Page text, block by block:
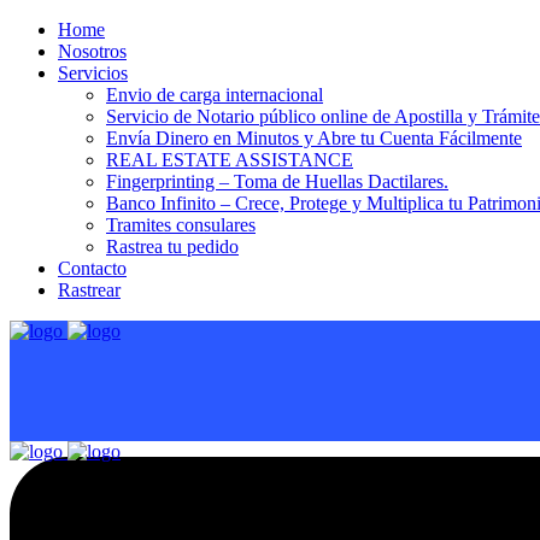
Home
Nosotros
Servicios
Envio de carga internacional
Servicio de Notario público online de Apostilla y
Envía Dinero en Minutos y Abre tu Cuenta Fácilmente
REAL ESTATE ASSISTANCE
Fingerprinting – Toma de Huellas Dactilares.
Banco Infinito – Crece, Protege y Multiplica tu
Tramites consulares
Rastrea tu pedido
Contacto
Rastrear